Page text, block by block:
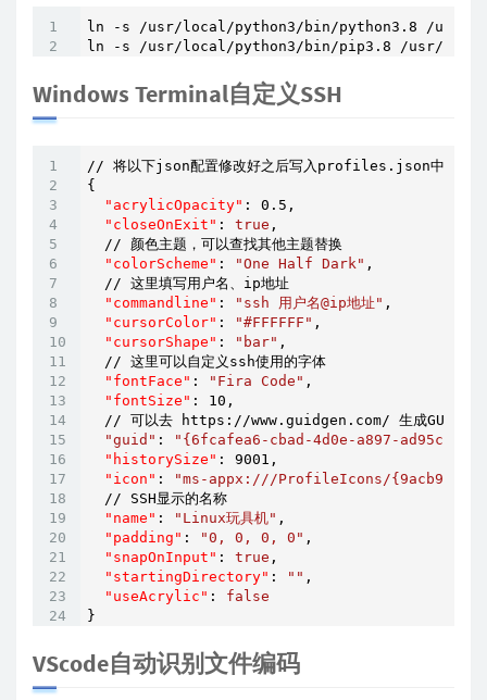
ln -s /usr/local/python3/bin/python3.8 /usr/
ln -s /usr/local/python3/bin/pip3.8 /usr/bin/
Windows Terminal自定义SSH
// 将以下json配置修改好之后写入profiles.json中的
{
"acrylicOpacity" : 0.5 ,
"closeOnExit" : true ,
  // 颜色主题，可以查找其他主题替换
"colorScheme" : "One Half Dark" ,
  // 这里填写用户名、ip地址
"commandline" : "ssh 用户名@ip地址" ,
"cursorColor" : "#FFFFFF" ,
"cursorShape" : "bar" ,
  // 这里可以自定义ssh使用的字体
"fontFace" : "Fira Code" ,
"fontSize" : 10 ,
  // 可以去 https://www.guidgen.com/ 生成GUID
"guid" :
"{6fcafea6-cbad-4d0e-a897-
"historySize" : 9001 ,
"icon" :
"ms-appx:///ProfileIcons/{9acb9455-
  // SSH显示的名称
"name" : "Linux玩具机" ,
"padding" : "0, 0, 0, 0" ,
"snapOnInput" : true ,
"startingDirectory" : "" ,
"useAcrylic" : false
}
VScode自动识别文件编码